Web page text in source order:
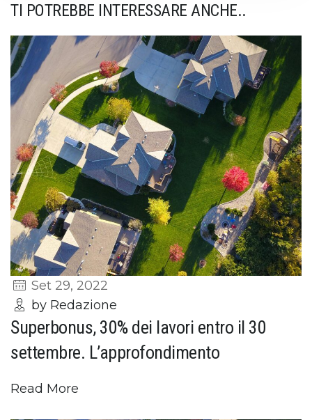
TI POTREBBE INTERESSARE ANCHE..
Set 29, 2022
by Redazione
Superbonus, 30% dei lavori entro il 30
settembre. L’approfondimento
Read More